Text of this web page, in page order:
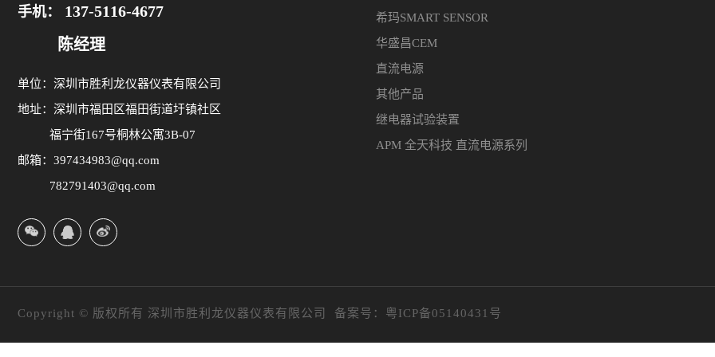
手机：
137-5116-4677
陈经理
单位：深圳市胜利龙仪器仪表有限公司
地址：深圳市福田区福田街道圩镇社区
福宁街167号桐林公寓3B-07
邮箱：397434983@qq.com
782791403@qq.com
希玛SMART SENSOR
华盛昌CEM
直流电源
其他产品
继电器试验装置
APM 全天科技 直流电源系列
Copyright © 版权所有 深圳市胜利龙仪器仪表有限公司 备案号： 粤ICP备05140431号